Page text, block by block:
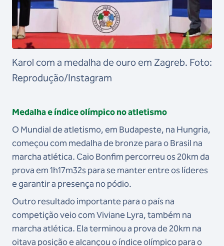
Karol com a medalha de ouro em Zagreb. Foto:
Reprodução/Instagram
Medalha e índice olímpico no atletismo
O Mundial de atletismo, em Budapeste, na Hungria,
começou com medalha de bronze para o Brasil na
marcha atlética. Caio Bonfim percorreu os 20km da
prova em 1h17m32s para se manter entre os líderes
e garantir a presença no pódio.
Outro resultado importante para o país na
competição veio com Viviane Lyra, também na
marcha atlética. Ela terminou a prova de 20km na
oitava posição e alcançou o índice olímpico para o